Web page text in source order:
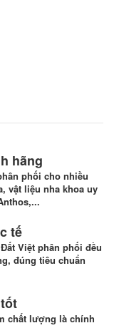
hãng
phối cho nhiều
vật liệu nha khoa uy
tế
Việt phân phối đều
đúng tiêu chuẩn
chất lượng là chính